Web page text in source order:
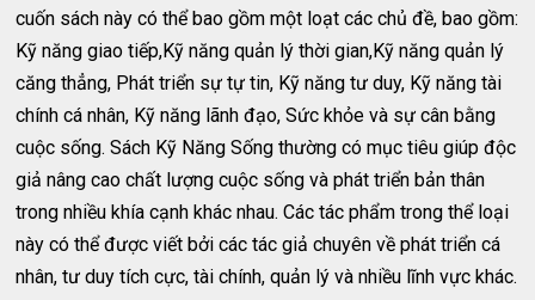
cuốn sách này có thể bao gồm một loạt các chủ đề, bao gồm:
Kỹ năng giao tiếp,Kỹ năng quản lý thời gian,Kỹ năng quản lý
căng thẳng, Phát triển sự tự tin, Kỹ năng tư duy, Kỹ năng tài
chính cá nhân, Kỹ năng lãnh đạo, Sức khỏe và sự cân bằng
cuộc sống. Sách Kỹ Năng Sống thường có mục tiêu giúp độc
giả nâng cao chất lượng cuộc sống và phát triển bản thân
trong nhiều khía cạnh khác nhau. Các tác phẩm trong thể loại
này có thể được viết bởi các tác giả chuyên về phát triển cá
nhân, tư duy tích cực, tài chính, quản lý và nhiều lĩnh vực khác.